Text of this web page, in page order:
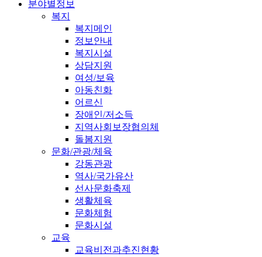
분야별정보
복지
복지메인
정보안내
복지시설
상담지원
여성/보육
아동친화
어르신
장애인/저소득
지역사회보장협의체
돌봄지원
문화/관광/체육
강동관광
역사/국가유산
선사문화축제
생활체육
문화체험
문화시설
교육
교육비전과추진현황